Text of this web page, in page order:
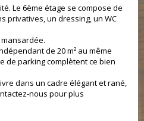
Le 6ème étage se compose de
privatives, un dressing, un WC
de 20 m² au même
de parking complètent ce bien
dans un cadre élégant et rané,
nous pour plus